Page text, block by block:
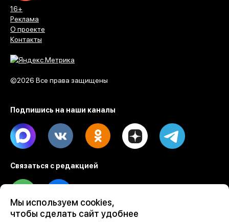
16+
Реклама
О проекте
Контакты
©2026 Все права защищены
Подпишись на наши каналы
Max Dzen
Связаться с редакцией
Tel Email
Разработка веб проектов Evrone
Мы используем cookies,
чтобы сделать сайт удобнее